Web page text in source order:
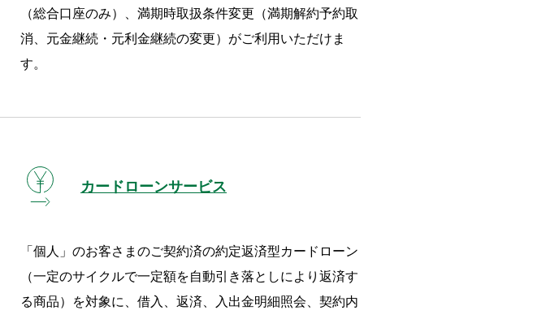
（総合口座のみ）、満期時取扱条件変更（満期解約予約取
消、元金継続・元利金継続の変更）がご利用いただけま
す。
カードローンサービス
「個人」のお客さまのご契約済の約定返済型カードローン
（一定のサイクルで一定額を自動引き落としにより返済す
る商品）を対象に、借入、返済、入出金明細照会、契約内